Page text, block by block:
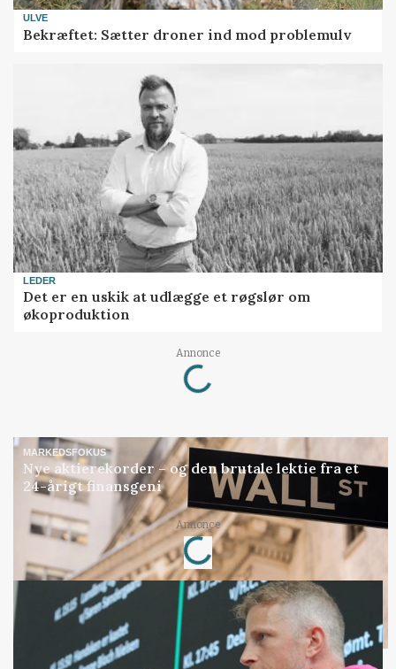
ULVE
Bekræftet: Sætter droner ind mod problemulv
LEDER
Det er en uskik at udlægge et røgslør om
økoproduktion
Annonce
Loading...
MARKEDSFOKUS
Nye aktierekorder – og den brutale lektie fra et
24-årigt finansgeni
Annonce
Loading...